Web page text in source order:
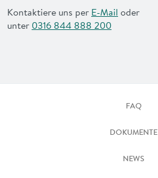
Kontaktiere uns per E-Mail oder
unter 0316 844 888 200
FAQ
DOKUMENTE
NEWS